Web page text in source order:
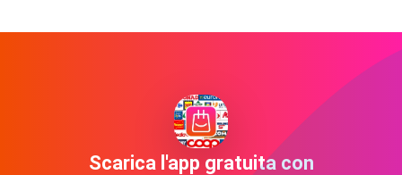
Scarica l'app gratuita con